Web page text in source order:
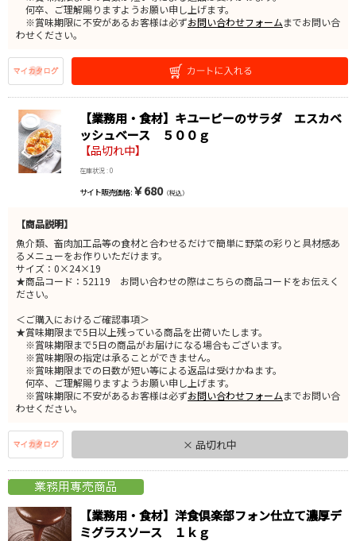
何卒、ご理解賜りますようお願い申し上げます。
※賞味期限に不安があるお客様は必ずお問い合わせフォームまでお問い合
わせください。
【業務用・食材】キユーピーのサラダ エスカベ
ッシュベース ５００ｇ
【品切れ中】
在庫状況 : 0
サイト販売価格 : ￥680（税込）
【商品説明】
魚介類、畜肉加工品等の食材と合わせるだけで簡単に野菜の彩りと具材感あ
るメニューをお作りいただけます。
サイズ：0×24×19
★商品コード：52119 お問い合わせの際はこちらの商品コードをお伝えく
ださい。
＜ご購入におけるご確認事項＞
★賞味期限まで5日以上残っている商品を出荷いたします。
※賞味期限まで5日の商品がお届けになる場合もございます。
※賞味期限の指定は承ることができません。
※賞味期限までの日数が短い等による返品は受けかねます。
何卒、ご理解賜りますようお願い申し上げます。
※賞味期限に不安があるお客様は必ずお問い合わせフォームまでお問い合
わせください。
× 品切れ中
【業務用・食材】洋食倶楽部フォン仕立て濃厚デ
ミグラスソース １ｋｇ